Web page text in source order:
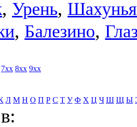
, Урень, Шахунья
, Балезино,
7xx 8xx 9xx
Л М Н О П Р С Т У Ф Х Ц Ч Ш Щ Ы